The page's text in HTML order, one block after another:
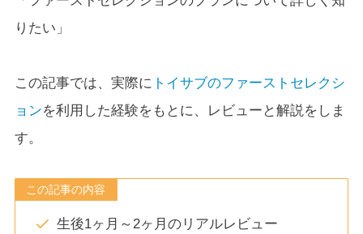
りたい」
この記事では、実際に トイサブのファーストセレクシ
ョンを利用した経験をもとに、レビューと解説をしま
す。
この記事の内容
生後1ヶ月～2ヶ月のリアルレビュー